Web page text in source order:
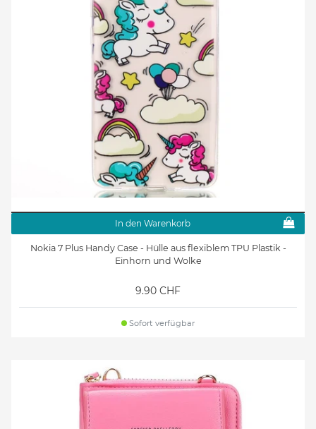
In den Warenkorb
Nokia 7 Plus Handy Case - Hülle aus flexiblem TPU Plastik -
Einhorn und Wolke
9.90 CHF
Sofort verfügbar